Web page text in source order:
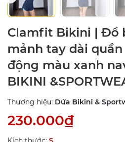
Clamfit Bikini | Đồ
mảnh tay dài
động màu xanh
BIKINI
Thương hiệu: Dứa Bikini &
230.000₫